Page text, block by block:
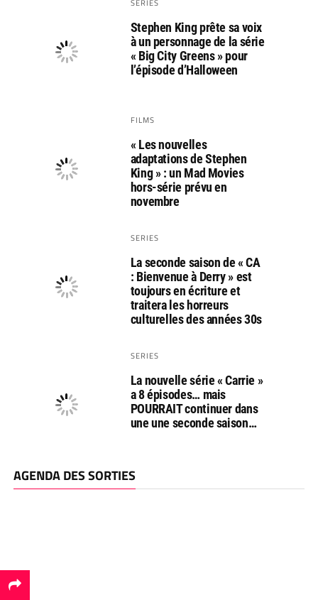
SERIES
Stephen King prête sa voix
à un personnage de la série
« Big City Greens » pour
l’épisode d’Halloween
FILMS
« Les nouvelles
adaptations de Stephen
King » : un Mad Movies
hors-série prévu en
novembre
SERIES
La seconde saison de « CA
: Bienvenue à Derry » est
toujours en écriture et
traitera les horreurs
culturelles des années 30s
SERIES
La nouvelle série « Carrie »
a 8 épisodes… mais
POURRAIT continuer dans
une une seconde saison…
AGENDA DES SORTIES